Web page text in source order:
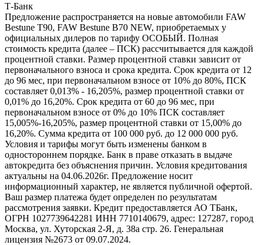
Т-Банк
Предложение распространяется на новые автомобили FAW
Bestune T90, FAW Bestune В70 NEW, приобретаемых у
официальных дилеров по тарифу ОСОБЫЙ. Полная
стоимость кредита (далее – ПСК) рассчитывается для каждой
процентной ставки. Размер процентной ставки зависит от
первоначального взноса и срока кредита. Срок кредита от 12
до 96 мес, при первоначальном взносе от 10% до 80%, ПСК
составляет 0,013% - 16,205%, размер процентной ставки от
0,01% до 16,20%. Срок кредита от 60 до 96 мес, при
первоначальном взносе от 0% до 10% ПСК составляет
15,005%-16,205%, размер процентной ставки от 15,00% до
16,20%. Сумма кредита от 100 000 руб. до 12 000 000 руб.
Условия и тарифы могут быть изменены банком в
одностороннем порядке. Банк в праве отказать в выдаче
автокредита без объяснения причин. Условия кредитования
актуальны на 04.06.2026г. Предложение носит
информационный характер, не является публичной офертой.
Ваш размер платежа будет определен по результатам
рассмотрения заявки. Кредит предоставляется АО ТБанк,
ОГРН 1027739642281 ИНН 7710140679, адрес: 127287, город
Москва, ул. Хуторская 2-Я, д. 38а стр. 26. Генеральная
лицензия №2673 от 09.07.2024.